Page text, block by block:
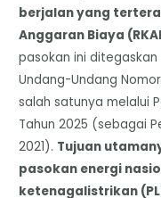
berjalan yang
Anggaran Biaya
pasokan ini
Undang-Undang
salah satunya melalui
Tahun 2025 (sebagai
2021). Tujuan
pasokan energi
ketenagalistrikan